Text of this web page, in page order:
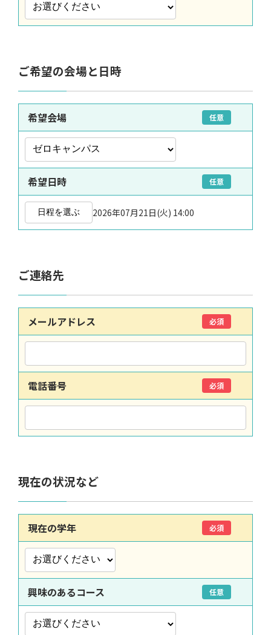
ご希望の会場と日時
希望会場 任意
希望日時 任意
日程を選ぶ 2026年07月21日(火) 14:00
ご連絡先
メールアドレス 必須
電話番号 必須
現在の状況など
現在の学年 必須
興味のあるコース 任意